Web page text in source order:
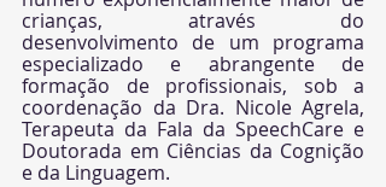
crianças, através do
desenvolvimento de um programa
especializado e abrangente de
formação de profissionais, sob a
coordenação da Dra. Nicole Agrela,
Terapeuta da Fala da SpeechCare e
Doutorada em Ciências da Cognição
e da Linguagem.